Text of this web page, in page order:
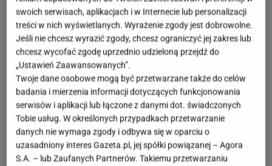
swoich serwisach, aplikacjach i w Internecie lub personalizacji
treści w nich wyświetlanych. Wyrażenie zgody jest dobrowolne.
Jeśli nie chcesz wyrazić zgody, chcesz ograniczyć jej zakres lub
chcesz wycofać zgodę uprzednio udzieloną przejdź do
„Ustawień Zaawansowanych”.
Twoje dane osobowe mogą być przetwarzane także do celów
badania i mierzenia informacji dotyczących funkcjonowania
serwisów i aplikacji lub łączone z danymi dot. świadczonych
Tobie usług. W określonych przypadkach przetwarzanie
danych nie wymaga zgody i odbywa się w oparciu o
uzasadniony interes Gazeta.pl, jej spółki powiązanej – Agora
S.A. – lub Zaufanych Partnerów. Takiemu przetwarzaniu